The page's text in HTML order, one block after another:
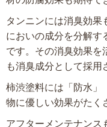
タンニンには消臭効果
においの成分を分解す
です。その消臭効果を
も消臭成分として採用
柿渋塗料には「防水」
物に優しい効果がたく
アフターメンテナンス